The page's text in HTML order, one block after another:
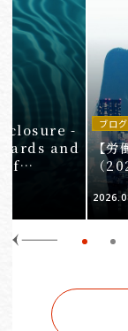
-
and
of
ブログ
【労
（